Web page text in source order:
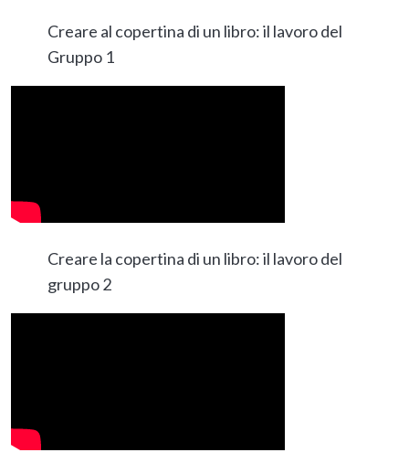
Creare al copertina di un libro: il lavoro del
Gruppo 1
Creare la copertina di un libro: il lavoro del
gruppo 2